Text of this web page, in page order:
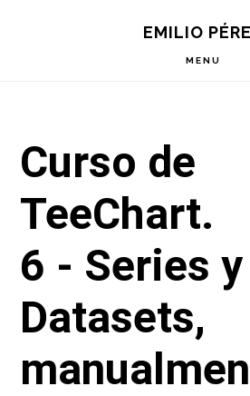
EMILIO
MENU
Curso de
TeeChart.
6 - Series y
Datasets,